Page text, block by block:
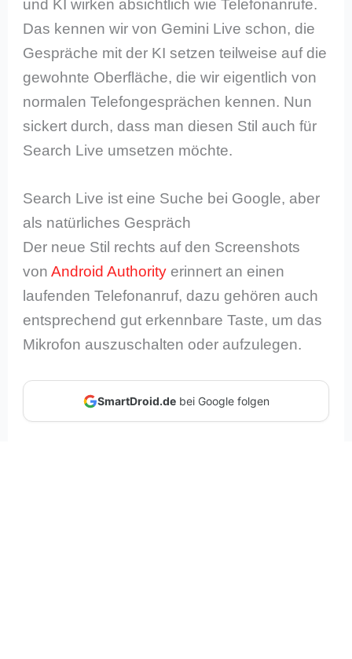
und KI wirken absichtlich wie Telefonanrufe.
Das kennen wir von Gemini Live schon, die
Gespräche mit der KI setzen teilweise auf die
gewohnte Oberfläche, die wir eigentlich von
normalen Telefongesprächen kennen. Nun
sickert durch, dass man diesen Stil auch für
Search Live umsetzen möchte.
Search Live ist eine Suche bei Google, aber
als natürliches Gespräch
Der neue Stil rechts auf den Screenshots
vonAndroid Authority erinnert an einen
laufenden Telefonanruf, dazu gehören auch
entsprechend gut erkennbare Taste, um das
Mikrofon auszuschalten oder aufzulegen.
SmartDroid.debei Google folgen